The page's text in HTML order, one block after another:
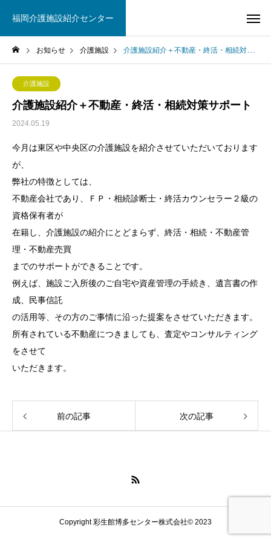
福岡介護施設紹介センター
お知らせ 介護施設 介護施設紹介＋不動産・終活・相続対策サポート
介護施設
介護施設紹介＋不動産・終活・相続対策サポート
2024.05.19
今月は東区や中央区の介護施設を紹介させていただいております
が、
弊社の特徴としては、
不動産会社であり、ＦＰ・相続診断士・終活カウンセラー２級の
資格保有者が
在籍し、介護施設の紹介にとどまらず、終活・相続・不動産管
理・不動産売買
までのサポートができることです。
例えば、施設ご入所後のご自宅や資産管理の手続き、遺言書の作
成、民事信託
の活用等、その方のご事情に沿った提案をさせていただきます。
所有されている不動産につきましても、査定やコンサルティング
をさせて
いただきます。
前の記事 次の記事
Copyright 彩生館博多センター株式会社© 2023
お問い合わせ